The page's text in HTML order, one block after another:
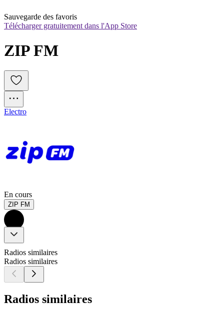
Sauvegarde des favoris
Télécharger gratuitement dans l'App Store
Electro
En cours
ZIP FM
Radios similaires
Radios similaires
Radios similaires